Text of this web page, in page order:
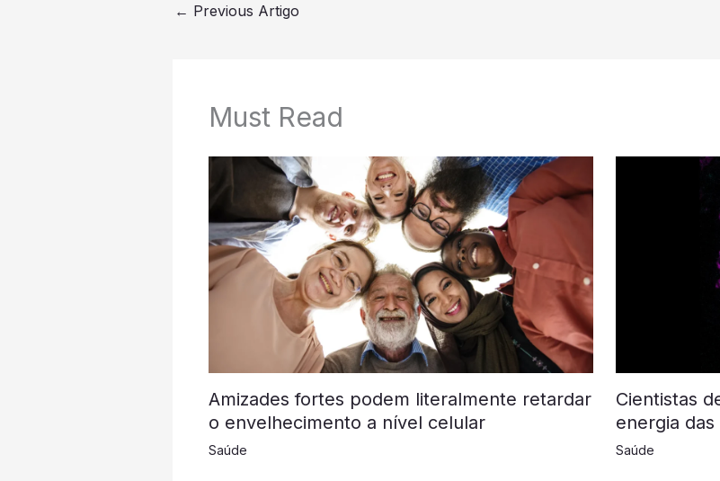
← Previous Artigo
Must Read
Amizades fortes podem literalmente retardar
o envelhecimento a nível celular
Saúde
Cientistas
energia
Saúde